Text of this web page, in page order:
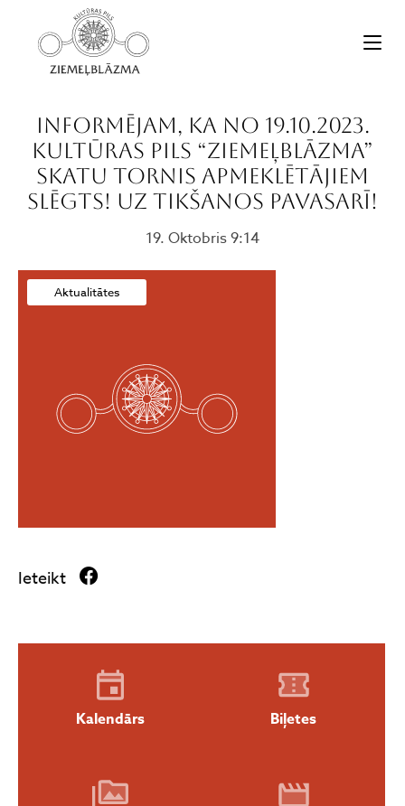
Informējam, ka no 19.10.2023.
Kultūras pils “Ziemeļblāzma”
skatu tornis apmeklētājiem
SLĒGTS! Uz tikšanos pavasarī!
19. Oktobris 9:14
Aktualitātes
Ieteikt
Kalendārs Biļetes